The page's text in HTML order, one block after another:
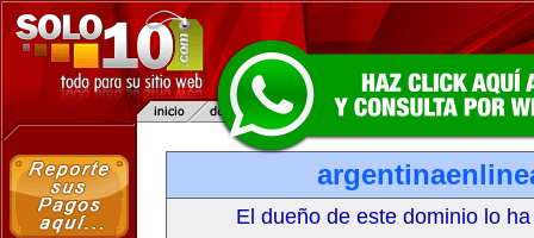
El dueño de este dominio lo